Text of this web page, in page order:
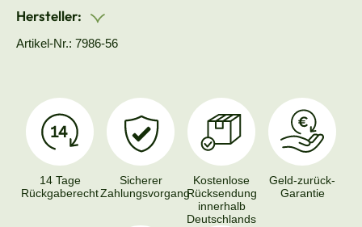
Hersteller:
Artikel-Nr.: 7986-56
14 Tage
Rückgaberecht
Sicherer
Zahlungsvorgang
Kostenlose
Rücksendung
innerhalb
Deutschlands
Geld-zurück-
Garantie